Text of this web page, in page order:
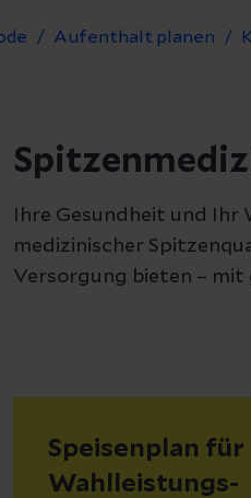
Aufenthalt planen
Ihre Gesundheit und
medizinischer
Versorgung bieten –
Speisenplan für
Wahlleistungs-